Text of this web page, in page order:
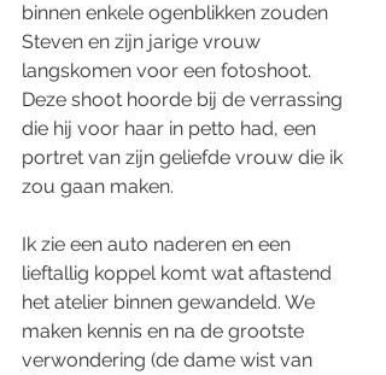
binnen enkele ogenblikken zouden
Steven en zijn jarige vrouw
langskomen voor een fotoshoot.
Deze shoot hoorde bij de verrassing
die hij voor haar in petto had, een
portret van zijn geliefde vrouw die ik
zou gaan maken.
Ik zie een auto naderen en een
lieftallig koppel komt wat aftastend
het atelier binnen gewandeld. We
maken kennis en na de grootste
verwondering (de dame wist van